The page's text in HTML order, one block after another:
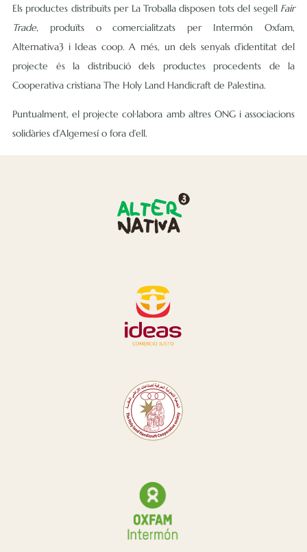
Els productes distribuïts per La Troballa disposen tots del segell Fair
Trade, produïts o comercialitzats per Intermón Oxfam,
Alternativa3 i Ideas coop. A més, un dels senyals d’identitat del
projecte és la distribució dels productes procedents de la
Cooperativa cristiana The Holy Land Handicraft de Palestina.
Puntualment, el projecte col·labora amb altres ONG i associacions
solidàries d’Algemesí o fora d’ell.